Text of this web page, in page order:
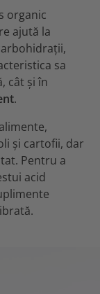
organic
ajută la
sa
cât și în
.
și cartofii, dar
Pentru a
acid